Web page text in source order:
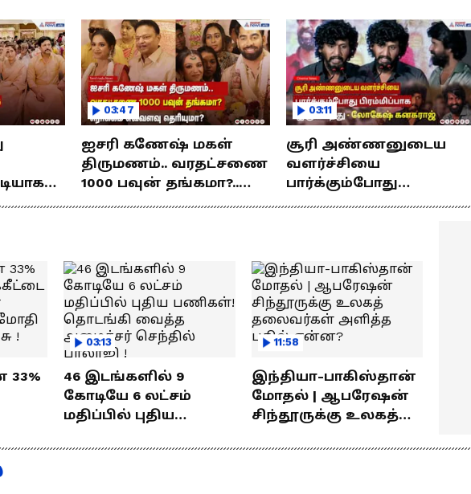
வந்த
03:47
ஐசரி கணேஷ் மகள்
திருமணம்.. வரதட்சணை
1000 பவுன் தங்கமா?..
ரொக்கம் எவ்வளவு
03:11
சூரி அண்ணனுடைய
வளர்ச்சியை
பார்க்கும்போது
பிரம்மிப்பாக இருக்கிறது
03:13
46 இடங்களில் 9
கோடியே 6 லட்சம்
மதிப்பில் புதிய
வைத்த அமைச்சர்
11:58
இந்தியா-பாகிஸ்தான்
மோதல் | ஆபரேஷன்
சிந்தூருக்கு உலகத்
பதில் என்ன?